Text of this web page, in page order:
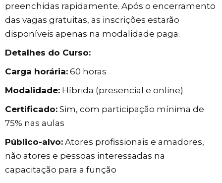
preenchidas rapidamente. Após o encerramento
das vagas gratuitas, as inscrições estarão
disponíveis apenas na modalidade paga.
Detalhes do Curso:
Carga horária: 60 horas
Modalidade: Híbrida (presencial e online)
Certificado: Sim, com participação mínima de
75% nas aulas
Público-alvo: Atores profissionais e amadores,
não atores e pessoas interessadas na
capacitação para a função